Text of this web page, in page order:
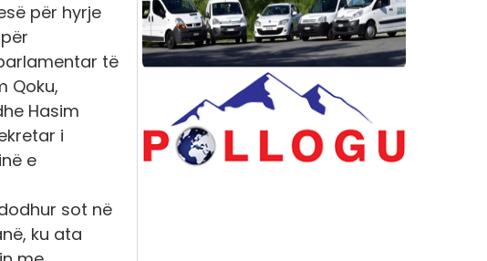
për hyrje
të
Qoku,
Hasim
i
e
sot në
ku ata